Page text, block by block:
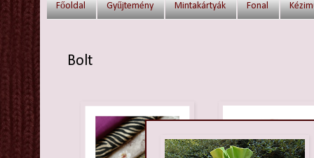
Főoldal Gyűjtemény Mintakártyák Fonal
Bolt